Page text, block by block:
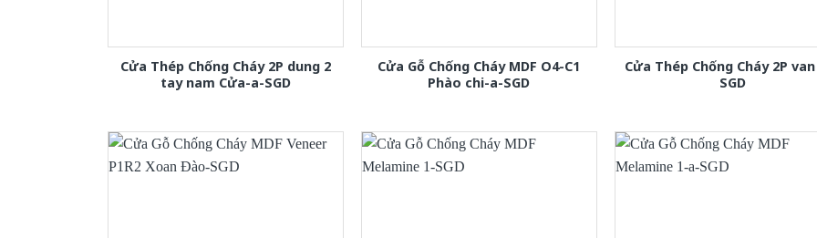
Cửa Thép Chống Cháy 2P dung 2
tay nam Cửa-a-SGD
Cửa Gỗ Chống Cháy MDF O4-C1
Phào chi-a-SGD
Cửa Thép Chống Cháy 2P
SGD